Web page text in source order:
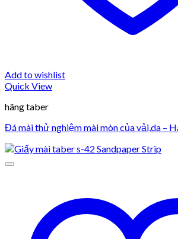
Add to wishlist
Quick View
hãng taber
Đá mài thử nghiệm mài mòn của vải,da –